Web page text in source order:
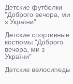
Детские футболки
"Доброго вечора, ми
з України"
Детские спортивные
костюмы "Доброго
вечора, ми з
України"
Детские велосипеды